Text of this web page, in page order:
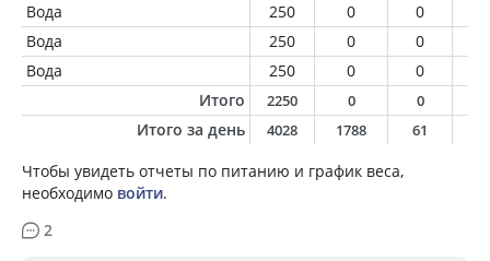
Вода
250 0 0
Вода
250 0 0
Вода
250 0 0
Итого
2250 0 0
Итого за день 4028 1788 61
Чтобы увидеть отчеты по питанию и график веса,
необходимо войти.
2